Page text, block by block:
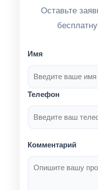
Оставьте
Имя
Телефон
Комментарий